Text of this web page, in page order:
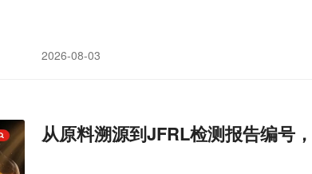
2026-08-03
从原料溯源到JFRL检测报告编号，